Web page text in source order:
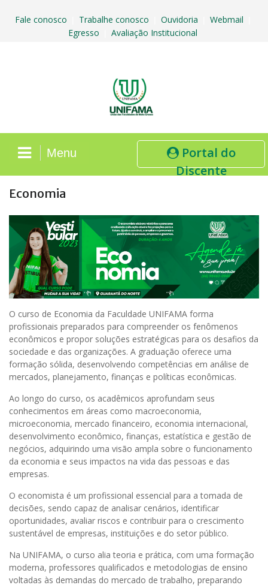
Fale conosco Trabalhe conosco Ouvidoria Webmail
Egresso Avaliação Institucional
Portal do
Discente
Menu
Economia
O curso de Economia da Faculdade UNIFAMA forma
profissionais preparados para compreender os fenômenos
econômicos e propor soluções estratégicas para os desafios da
sociedade e das organizações. A graduação oferece uma
formação sólida, desenvolvendo competências em análise de
mercados, planejamento, finanças e políticas econômicas.
Ao longo do curso, os acadêmicos aprofundam seus
conhecimentos em áreas como macroeconomia,
microeconomia, mercado financeiro, economia internacional,
desenvolvimento econômico, finanças, estatística e gestão de
negócios, adquirindo uma visão ampla sobre o funcionamento
da economia e seus impactos na vida das pessoas e das
empresas.
O economista é um profissional essencial para a tomada de
decisões, sendo capaz de analisar cenários, identificar
oportunidades, avaliar riscos e contribuir para o crescimento
sustentável de empresas, instituições e do setor público.
Na UNIFAMA, o curso alia teoria e prática, com uma formação
moderna, professores qualificados e metodologias de ensino
voltadas às demandas do mercado de trabalho, preparando